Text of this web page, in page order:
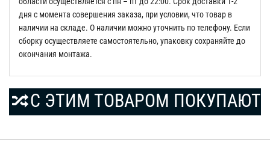
дня с момента совершения заказа, при условии, что товар в
наличии на складе. О наличии можно уточнить по телефону. Если
сборку осуществляете самостоятельно, упаковку сохраняйте до
окончания монтажа.
С ЭТИМ ТОВАРОМ ПОКУПАЮТ